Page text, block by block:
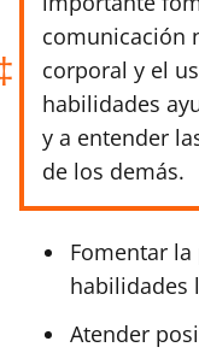
comunicación
corporal y el
habilidades
y a entender
de los demás.
Fomentar
habilidades
Atender